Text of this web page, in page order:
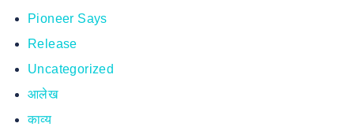
Pioneer Says
Release
Uncategorized
आलेख
काव्य